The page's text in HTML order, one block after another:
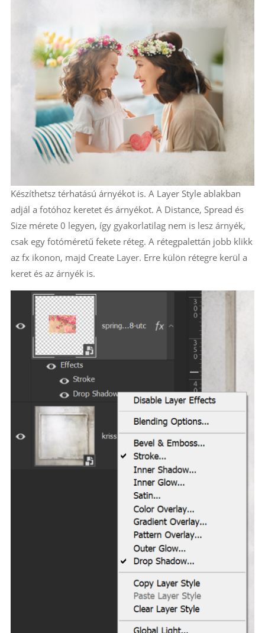
Készíthetsz térhatású árnyékot is. A Layer Style ablakban
adjál a fotóhoz keretet és árnyékot. A Distance, Spread és
Size mérete 0 legyen, így gyakorlatilag nem is lesz árnyék,
csak egy fotóméretű fekete réteg. A rétegpalettán jobb klikk
az fx ikonon, majd Create Layer. Erre külön rétegre kerül a
keret és az árnyék is.